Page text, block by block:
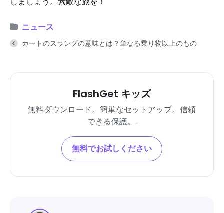
ニュース
カートのスラングの意味とは？単なる乗り物以上のもの
FlashGet キッズ
無料ダウンロード。簡単なセットアップ。信頼
できる保護。.
無料でお試しください